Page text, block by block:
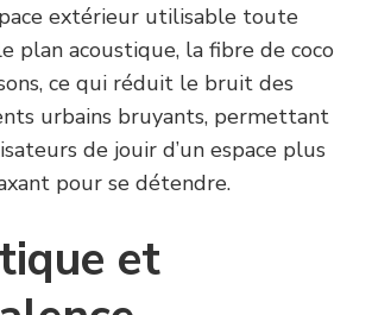
extérieur utilisable toute
plan acoustique, la fibre de coco
ce qui réduit le bruit des
urbains bruyants, permettant
de jouir d’un espace plus
pour se détendre.
et